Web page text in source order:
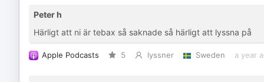
Peter h
Härligt att ni är tebax så saknade så härligt att lyssna på
Apple Podcasts 5 lyssner Sweden a year